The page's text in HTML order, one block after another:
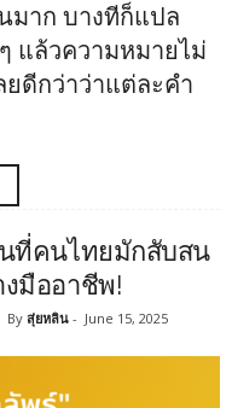
มาก บางทีก็แปล
แล้วความหมายไม่
ดีกว่าว่าแต่ละคำ
นที่คนไทยมักสับสน
มืออาชีพ!
By สุ่ยหลิน - June 15, 2025